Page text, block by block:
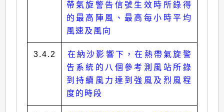
帶氣旋警告信號生效時所錄得
的最高陣風、最高每小時平均
風速及風向
3.4.2
在納沙影響下，在熱帶氣旋警
告系統的八個參考測風站所錄
到持續風力達到強風及烈風程
度的時段